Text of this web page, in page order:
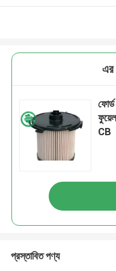
এর
CB
প্রস্তাবিত পণ্য